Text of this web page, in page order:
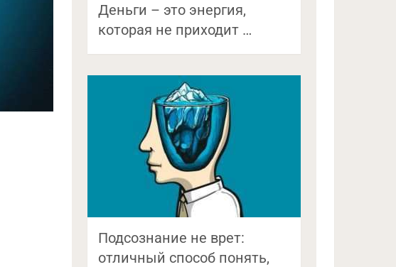
Деньги – это энергия,
которая не приходит …
Подсознание не врет:
отличный способ понять,